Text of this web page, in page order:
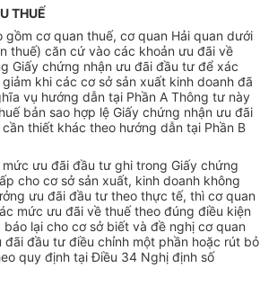
THUẾ
gồm cơ quan thuế, cơ quan Hải quan dưới
thuế) căn cứ vào các khoản ưu đãi về
Giấy chứng nhận ưu đãi đầu tư để xác
khi các cơ sở sản xuất kinh doanh đã
vụ hướng dẫn tại Phần A Thông tư này
bản sao hợp lệ Giấy chứng nhận ưu đãi
thiết khác theo hướng dẫn tại Phần B
ưu đãi đầu tư ghi trong Giấy chứng
cho cơ sở sản xuất, kinh doanh không
ưu đãi đầu tư theo thực tế, thì cơ quan
mức ưu đãi về thuế theo đúng điều kiện
lại cho cơ sở biết và đề nghị cơ quan
đầu tư điều chỉnh một phần hoặc rút bỏ
quy định tại Điều 34 Nghị định số